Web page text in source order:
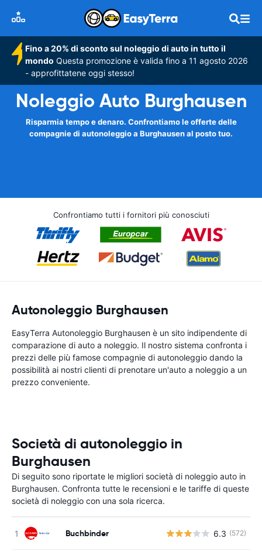
Fino a 20% di sconto sul noleggio di auto in tutto il
mondo Questa promozione è valida fino a 11 agosto 2026
- approfittatene oggi stesso!
Noleggio Auto Burghausen
Risparmia tempo e denaro. Confrontiamo le offerte delle
compagnie di autonoleggio a Burghausen al posto tuo.
Confrontiamo tutti i fornitori più conosciuti
Autonoleggio Burghausen
EasyTerra Autonoleggio Burghausen è un sito indipendente di
comparazione di auto a noleggio. Il nostro sistema confronta i
prezzi delle più famose compagnie di autonoleggio dando la
possibilità ai nostri clienti di prenotare un'auto a noleggio a un
prezzo conveniente.
Società di autonoleggio in
Burghausen
Di seguito sono riportate le migliori società di noleggio auto in
Burghausen. Confronta tutte le recensioni e le tariffe di queste
società di noleggio con una sola ricerca.
Buchbinder 6.3 (572)